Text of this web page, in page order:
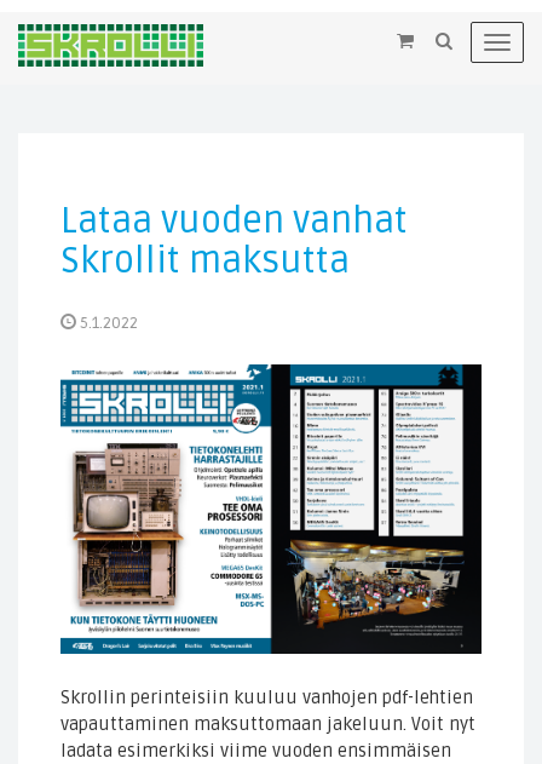
×
Lataa vuoden vanhat
Skrollit maksutta
5.1.2022
Skrollin perinteisiin kuuluu vanhojen pdf-lehtien
vapauttaminen maksuttomaan jakeluun. Voit nyt
ladata esimerkiksi viime vuoden ensimmäisen